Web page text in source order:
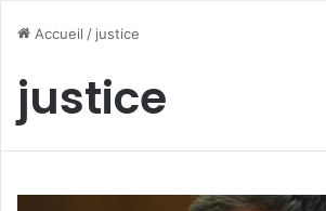
Accueil / justice
justice